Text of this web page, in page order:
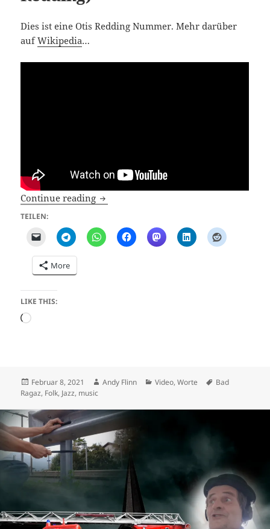
Dies ist eine Otis Redding Nummer. Mehr darüber
aufWikipedia…
Continue reading I hogga do am Bahnhof (Otis Redding)
TEILEN:
More
LIKE THIS:
Loading…
Posted
on
Februar 8, 2021 Author
Andy Flinn Categories
Video,Worte Tags
Bad
Ragaz, Folk, Jazz, music